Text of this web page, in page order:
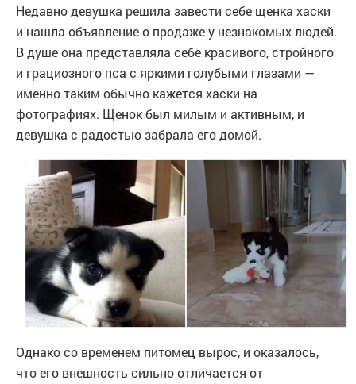
Недавно девушка решила завести себе щенка хаски
и нашла объявление о продаже у незнакомых людей.
В душе она представляла себе красивого, стройного
и грациозного пса с яркими голубыми глазами —
именно таким обычно кажется хаски на
фотографиях. Щенок был милым и активным, и
девушка с радостью забрала его домой.
Однако со временем питомец вырос, и оказалось,
что его внешность сильно отличается от